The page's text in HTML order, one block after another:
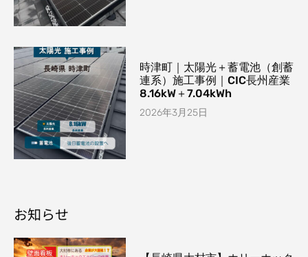
時津町｜太陽光＋蓄電池（創蓄
連系）施工事例｜CIC長州産業
8.16kW＋7.04kWh
2026年3月25日
お知らせ